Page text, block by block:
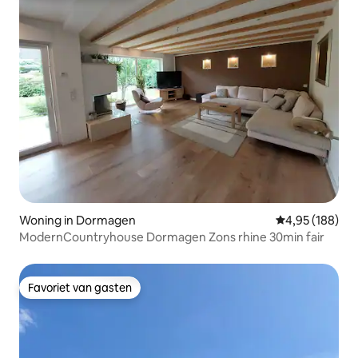
Woning in Dormagen Gemiddelde
4,95 (188)
ModernCountryhouse Dormagen Zons rhine 30min fair
Favoriet van gasten
Favoriet van gasten